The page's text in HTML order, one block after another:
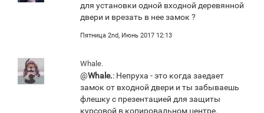
для установки одной входной деревянной
двери и врезать в нее замок ?
Пятница 2nd, Июнь 2017 12:13
Whale.
@Whale.: Непруха - это когда заедает
замок от входной двери и ты забываешь
флешку с презентацией для защиты
курсовой в копировальном центре.